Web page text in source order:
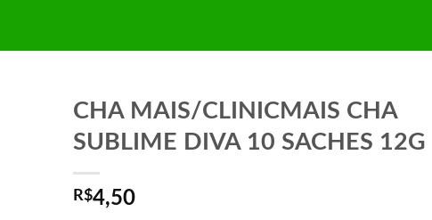
CHA MAIS/CLINICMAIS CHA
SUBLIME DIVA 10 SACHES 12G
R$4,50